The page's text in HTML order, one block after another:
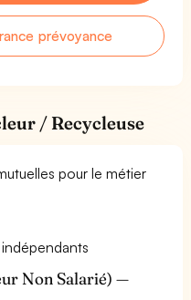
prévoyance
/ Recycleuse
pour le métier
Non Salarié) —